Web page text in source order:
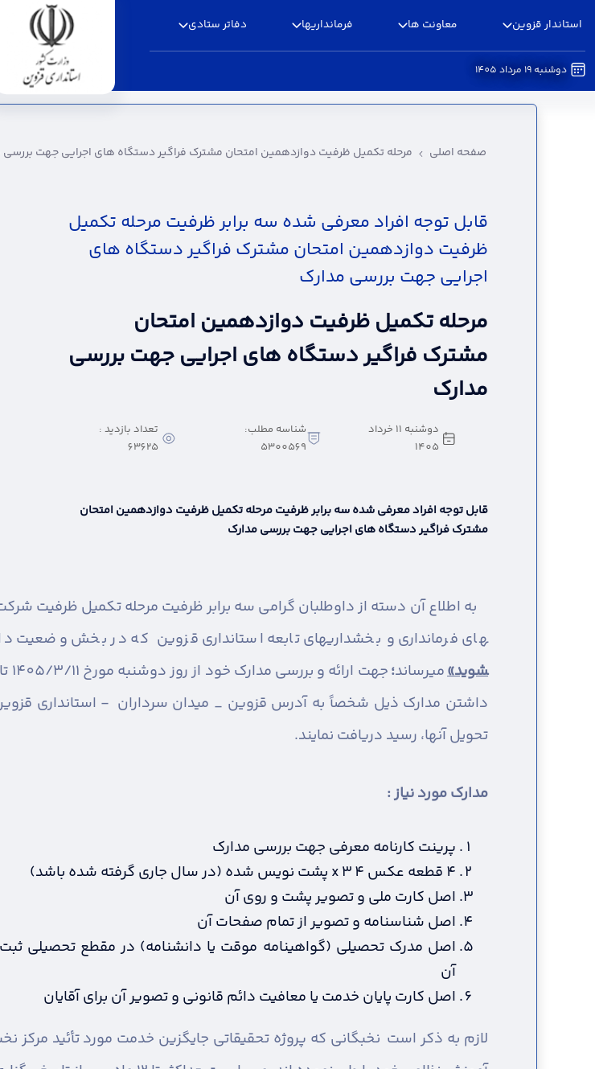
استاندار قزوین معاونت ها فرمانداریها دفاتر ستادی
دوشنبه 19 مرداد 1405
مرحله تکمیل ظرفیت دوازدهمین امتحان مشترک فراگیر دستگاه های اجرایی
صفحه اصلی مرحله تکمیل ظرفیت دوازدهمین امتحان مشترک فراگیر دستگاه های اجرایی جهت بررسی
قابل توجه افراد معرفی شده سه برابر ظرفیت مرحله تکمیل
ظرفیت دوازدهمین امتحان مشترک فراگیر دستگاه های
اجرایی جهت بررسی مدارک
مرحله تکمیل ظرفیت دوازدهمین امتحان
مشترک فراگیر دستگاه های اجرایی جهت بررسی
مدارک
دوشنبه 11 خرداد
1405
شناسه مطلب:
5300569
تعداد بازدید :
63625
قابل توجه افراد معرفی شده سه برابر ظرفیت مرحله تکمیل ظرفیت دوازدهمین امتحان
مشترک فراگیر دستگاه های اجرایی جهت بررسی مدارک
های فرمانداری و بخشداریهای تابعه استانداری قزوین که در بخش وضعیت
شوید»می­رساند؛
داشتن مدارک ذیل شخصاً به آدرس قزوین _ میدان سرداران - استانداری قزوین
تحویل آنها، رسید دریافت نمایند.
مدارک مورد نیاز :
پرینت کارنامه معرفی جهت بررسی مدارک
4 قطعه عکس 4 x 3 پشت نویس شده (در سال جاری گرفته شده باشد)
اصل کارت ملی و تصویر پشت و روی آن
اصل شناسنامه و تصویر از تمام صفحات آن
اصل مدرک تحصیلی (گواهینامه موقت یا دانشنامه) در مقطع تحصیلی
آن
اصل کارت پایان خدمت یا معافیت دائم قانونی و تصویر آن برای آقایان
لازم به ذکر است نخبگانی که پروژه تحقیقاتی جایگزین خدمت مورد تأئید مرکز